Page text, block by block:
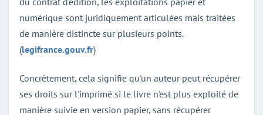
numérique sont juridiquement articulées mais traitées
de manière distincte sur plusieurs points.
(legifrance.gouv.fr)
Concrètement, cela signifie qu'un auteur peut récupérer
ses droits sur l'imprimé si le livre n'est plus exploité de
manière suivie en version papier, sans récupérer